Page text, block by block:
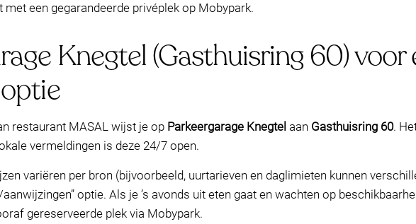
met een gegarandeerde privéplek op Mobypark.
Knegtel (Gasthuisring 60) voor
restaurant MASAL wijst je op Parkeergarage Knegtel aan Gasthuisring 60.
vermeldingen is deze 24/7 open.
variëren per bron (bijvoorbeeld, uurtarieven en daglimieten kunnen
optie. Als je ’s avonds uit eten gaat en wachten op
gereserveerde plek via Mobypark.